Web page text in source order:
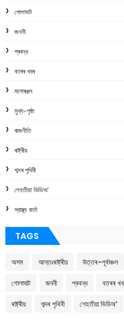
গোলাঘাট
জননী
প্ৰবন্ধ
বতৰৰ খবৰ
মনোৰঞ্জন
মুখ্য-পৃষ্ঠা
ৰাজনীতি
ৰাষ্ট্ৰীয়
শব্দৰ পৃথিবী
শেহতীয়া ভিডিঅ’
স্বাস্থ্য বাৰ্তা
TAGS
অসম আন্তঃৰাষ্ট্ৰীয় উত্তৰ-পূৰ্বাঞ্চল
গোলাঘাট জননী প্ৰবন্ধ বতৰৰ
ৰাষ্ট্ৰীয় শব্দৰ পৃথিবী শেহতীয়া ভিডিঅ’